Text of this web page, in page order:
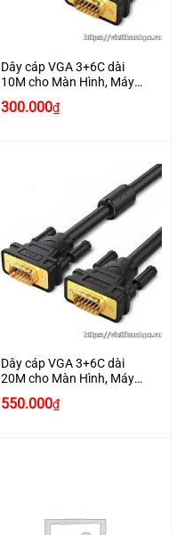
Dây cáp VGA 3+6C dài
10M cho Màn Hình, Máy
11633 Cao Cấp
300.000₫
Dây cáp VGA 3+6C dài
20M cho Màn Hình, Máy
Chiếu Chính Hãng Ugreen
11635 Cao Cấp
550.000₫